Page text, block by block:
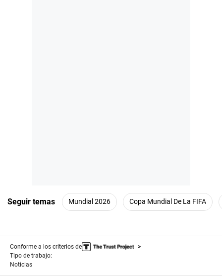
Seguir temas Mundial 2026 Copa Mundial De La FIFA
Conforme a los criterios de
Tipo de trabajo:
Noticias